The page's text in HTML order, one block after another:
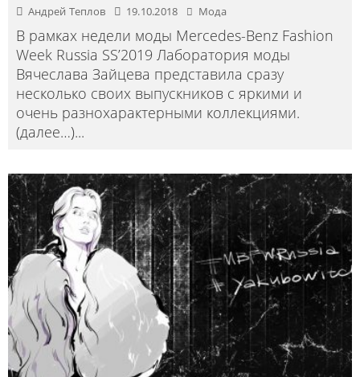
Андрей Теплов 19.10.2018 Мода
В рамках недели моды Mercedes-Benz Fashion
Week Russia SS’2019 Лаборатория моды
Вячеслава Зайцева представила сразу
несколько своих выпускников c яркими и
очень разнохарактерными коллекциями.
(далее…)...